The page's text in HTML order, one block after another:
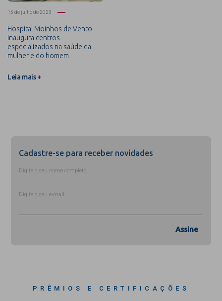
15 de julho de 2023
Hospital Moinhos de Vento
inaugura centros
especializados na saúde da
mulher e do homem
Leia mais +
Cadastre-se para receber novidades
Digite o seu nome completo
Digite o seu e-mail
Assine
PRÊMIOS E CERTIFICAÇÕES